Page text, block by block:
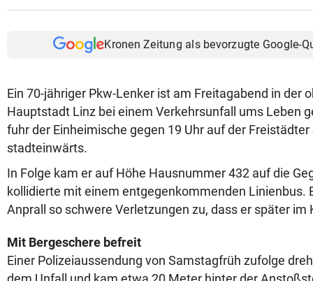
Kronen Zeitung als bevorzugte Google-
Ein 70-jähriger Pkw-Lenker ist am Freitagabend in der
Hauptstadt Linz bei einem Verkehrsunfall ums Leben
fuhr der Einheimische gegen 19 Uhr auf der
stadteinwärts.
In Folge kam er auf Höhe Hausnummer 432 auf die
kollidierte mit einem entgegenkommenden Linienbus.
Anprall so schwere Verletzungen zu, dass er später im
Mit Bergeschere befreit
Einer Polizeiaussendung von Samstagfrüh zufolge